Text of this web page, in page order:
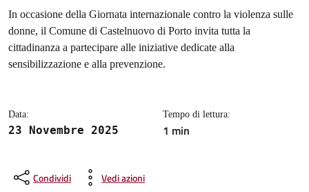
Dettagli della notizia
In occasione della Giornata internazionale contro la violenza sulle
donne, il Comune di Castelnuovo di Porto invita tutta la
cittadinanza a partecipare alle iniziative dedicate alla
sensibilizzazione e alla prevenzione.
Data:
23 Novembre 2025
Tempo di lettura:
1 min
Condividi Vedi azioni